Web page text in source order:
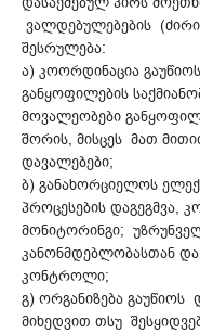
ვალდებულებების
შესრულება:
ა) კოორდინაცია
განყოფილების
მოვალეობები
შორის, მისცეს მათ
დავალებები;
ბ) განახორციელოს
პროცესების დაგეგმვა,
მონიტორინგი;
კანონმდებლობასთან და
კონტროლი;
გ) ორგანიზება გაუწიოს
მიხედვით თსუ